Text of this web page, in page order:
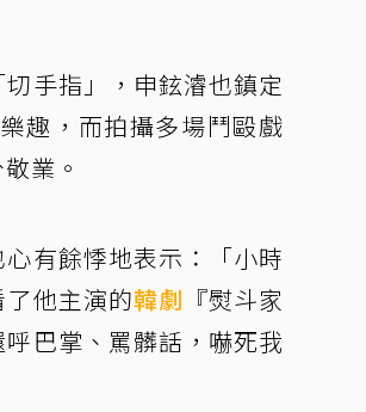
手指」，申鉉濬也鎮定
趣，而拍攝多場鬥毆戲
業。
有餘悸地表示：「小時
他主演的韓劇 『熨斗家
巴掌、罵髒話，嚇死我